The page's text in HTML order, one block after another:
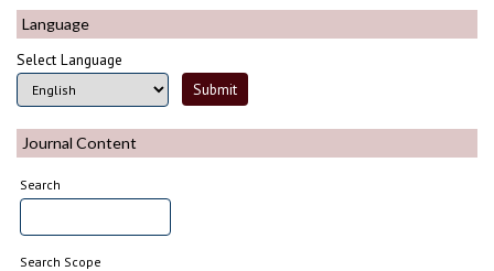
Language
Select Language
Journal Content
Search
Search Scope